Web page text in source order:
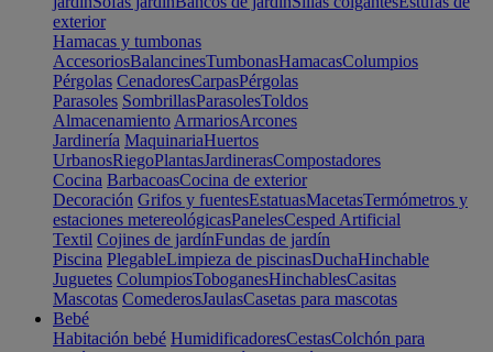
exterior
Hamacas y tumbonas
AccesoriosBalancinesTumbonasHamacasColumpios
Pérgolas CenadoresCarpasPérgolas
Parasoles SombrillasParasolesToldos
Almacenamiento ArmariosArcones
Jardinería MaquinariaHuertos
UrbanosRiegoPlantasJardinerasCompostadores
Cocina BarbacoasCocina de exterior
Decoración Grifos y fuentesEstatuasMacetasTermómetros y
estaciones metereológicasPanelesCesped Artificial
Textil Cojines de jardínFundas de jardín
Piscina PlegableLimpieza de piscinasDuchaHinchable
Juguetes ColumpiosToboganesHinchablesCasitas
Mascotas ComederosJaulasCasetas para mascotas
Bebé
Habitación bebé HumidificadoresCestasColchón para